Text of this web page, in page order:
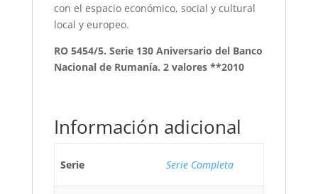
con el espacio económico, social y cultural
local y europeo.
RO 5454/5. Serie 130 Aniversario del Banco
Nacional de Rumanía. 2 valores **2010
Información adicional
Serie Serie Completa